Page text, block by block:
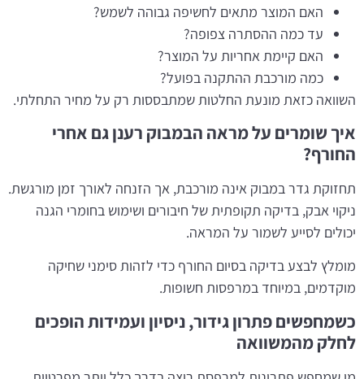
האם המוצר מתאים לחשיפה גבוהה לשמש?
עד כמה ההסתרה צפופה?
האם קיימת אחריות על המוצר?
כמה מורכבת ההתקנה בפועל?
השוואה כזאת מונעת החלטות שמתבססות רק על מחיר התחלתי.
איך שומרים על מראה הבמבוק רענן גם אחרי
החורף?
תחזוקת גדר במבוק אינה מורכבת, אך הזנחה לאורך זמן מורגשת.
ניקוי אבק, בדיקה תקופתית של חיבורים ושימוש בחומרי הגנה
יכולים לסייע לשמור על המראה.
מומלץ לבצע בדיקה בסיום החורף כדי לזהות סימני שחיקה
מוקדמים, במיוחד במרפסות חשופות.
כשמחפשים פתרון גידור, ניסיון ועמידות הופכים
לחלק מהמשוואה